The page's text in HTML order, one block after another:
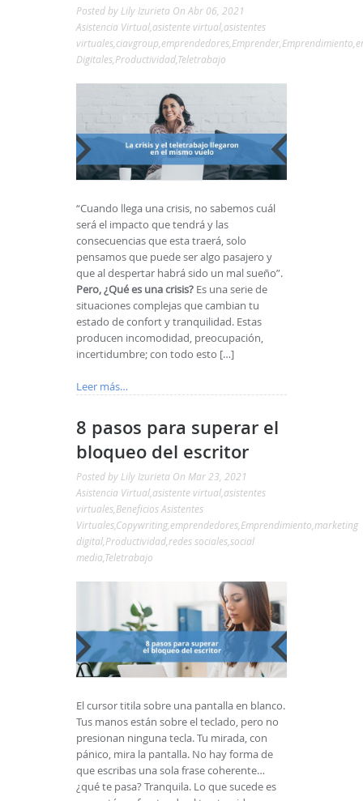
Posted by Lily Izurieta On Abr 06, 2021
Asistencia Virtual,asistente virtual,asistentes
virtuales,ciavgroup,emprendedores,Emprender,Emprendimiento,
Digitales,Productividad,Teletrabajo
“Cuando llega una crisis, no sabemos cuál
será el impacto que tendrá y las
consecuencias que esta traerá, solo
pensamos que puede ser algo pasajero y
que al despertar habrá sido un mal sueño”.
Pero, ¿Qué es una crisis? Es una serie de
situaciones complejas que cambian tu
estado de confort y tranquilidad. Estas
producen incomodidad, preocupación,
incertidumbre; con todo esto […]
Leer más…
8 pasos para superar el
bloqueo del escritor
Posted by Lily Izurieta On Mar 23, 2021
Asistencia Virtual asistente virtual asistentes
virtuales Beneficios Asistentes
VirtualesCopywriting emprendedores Emprendimiento marketing
digital Productividad redes sociales social
mediaTeletrabajo
El cursor titila sobre una pantalla en blanco.
Tus manos están sobre el teclado, pero no
presionan ninguna tecla. Tu mirada, con
pánico, mira la pantalla. No hay forma de
que escribas una sola frase coherente…
¿qué te pasa? Tranquila. Lo que sucede es